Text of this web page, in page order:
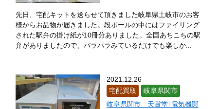
先日、宅配キットを送らせて頂きました岐阜県土岐市のお客
様からお品物が届きました。段ボールの中にはファイリング
された駅弁の掛け紙が10冊分ありました。全国あちこちの駅
弁がありましたので、パラパラみているだけでも楽しか...
2021.12.26
宅配買取
岐阜県関市
岐阜県関市 天賞堂｢電気機関